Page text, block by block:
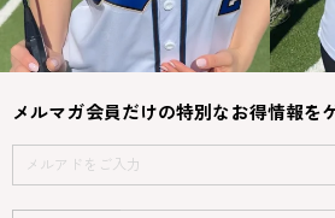
メルマガ会員だけの特別なお得情報を